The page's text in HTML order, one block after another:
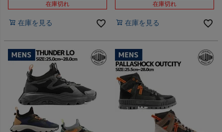
在庫切れ
在庫を見る
在庫切れ
在庫を見る